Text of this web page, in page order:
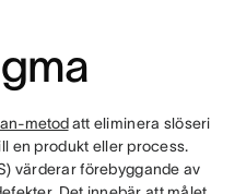
metodatt eliminera slöseri
en produkt eller process.
värderar förebyggande av